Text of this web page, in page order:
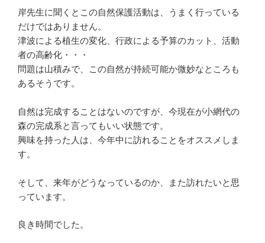
岸先生に聞くとこの自然保護活動は、うまく行っている
だけではありません。
津波による植生の変化、行政による予算のカット、活動
者の高齢化・・・
問題は山積みで、この自然が持続可能か微妙なところも
あるそうです。
自然は完成することはないのですが、今現在が小網代の
森の完成系と言ってもいい状態です。
興味を持った人は、今年中に訪れることをオススメしま
す。
そして、来年がどうなっているのか、また訪れたいと思
っています。
良き時間でした。